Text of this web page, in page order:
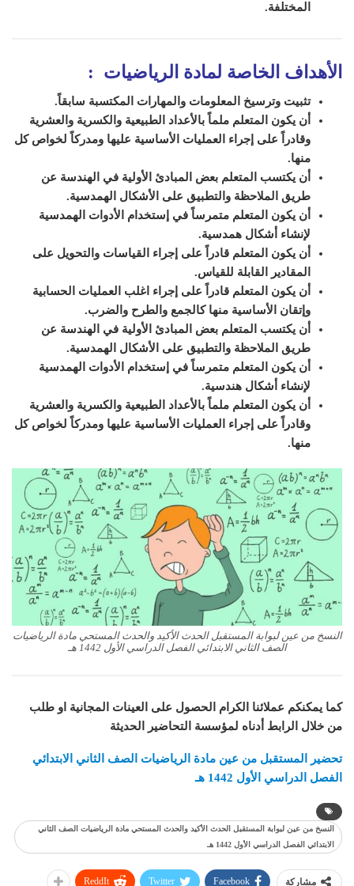
المختلفة.
الأهداف الخاصة لمادة الرياضيات :
تثبيت وترسيخ المعلومات والمهارات المكتسبة سابقاً.
أن يكون المتعلم ملماً بالأعداد الطبيعية والكسرية والعشرية
وقادراً على إجراء العمليات الأساسية عليها ومدركاً لخواص كل
منها.
أن يكتسب المتعلم بعض المبادئ الأولية في الهندسة عن
طريق الملاحظة والتطبيق على الأشكال الهمدسية.
أن يكون المتعلم متمرساً في إستخدام الأدوات الهمدسية
لإنشاء أشكال همدسية.
أن يكون المتعلم قادراً على إجراء القياسات والتحويل على
المقادير القابلة للقياس.
أن يكون المتعلم قادراً على إجراء اغلب العمليات الحسابية
وإتقان الأساسية منها كالجمع والطرح والضرب.
أن يكتسب المتعلم بعض المبادئ الأولية في الهندسة عن
طريق الملاحظة والتطبيق على الأشكال الهمدسية.
أن يكون المتعلم متمرساً في إستخدام الأدوات الهمدسية
لإنشاء أشكال هندسية.
أن يكون المتعلم ملماً بالأعداد الطبيعية والكسرية والعشرية
وقادراً على إجراء العمليات الأساسية عليها ومدركاً لخواص كل
منها.
النسخ من عين لبوابة المستقبل الحدث الأكيد والحدث المستحي مادة الرياضيات
الصف الثاني الابتدائي الفصل الدراسي الأول 1442 هـ
كما يمكنكم عملائنا الكرام الحصول على العينات المجانية او طلب
من خلال الرابط أدناه لمؤسسة التحاضير الحديثة
تحضير المستقبل من عين مادة الرياضيات الصف الثاني الابتدائي
الفصل الدراسي الأول 1442 هـ
النسخ من عين لبوابة المستقبل الحدث الأكيد والحدث المستحي مادة الرياضيات الصف الثاني
الابتدائي الفصل الدراسي الأول 1442 هـ
مشاركة Facebook
Twitter
ReddIt